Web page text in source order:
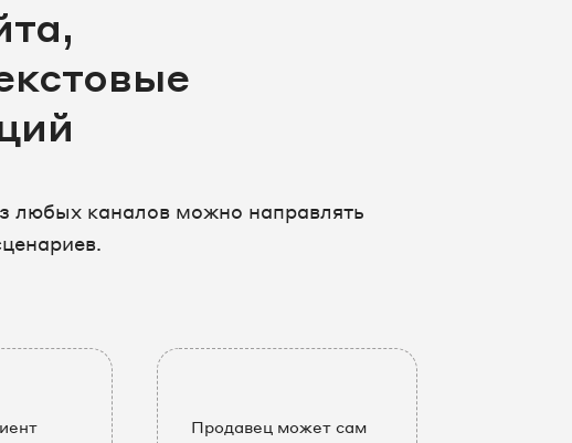
любых каналов можно направлять
Продавец может сам